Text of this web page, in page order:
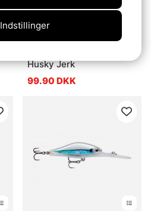
5.0 ud af 5
Husky Jerk
99.90 DKK
Indstillinger